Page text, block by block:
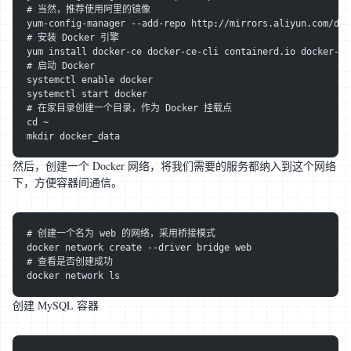
# 当然，推荐使用阿里的镜像
yum-config-manager --add-repo http://mirrors.aliyun.com/
# 安装 Docker 引擎
yum install docker-ce docker-ce-cli containerd.io docker-
# 启动 Docker
systemctl enable docker
systemctl start docker
# 在家目录创建一个目录，作为 Docker 挂载点
cd ~
mkdir docker_data
然后，创建一个 Docker 网络，将我们需要的服务都纳入到这个网络
下，方便容器间通信。
# 创建一个名为 web 的网络，采用桥接模式
docker network create --driver bridge web
# 查看是否创建成功
docker network ls
创建 MySQL 容器